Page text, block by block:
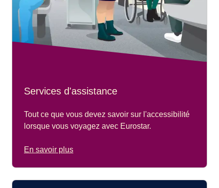
Services d'assistance
Tout ce que vous devez savoir sur l'accessibilité
lorsque vous voyagez avec Eurostar.
En savoir plus